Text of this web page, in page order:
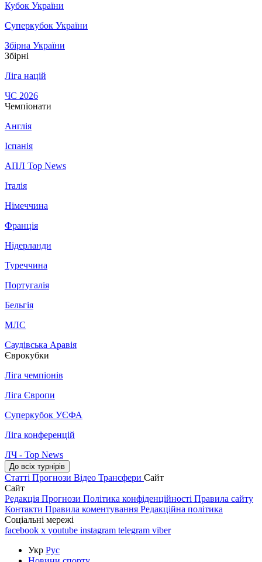
Кубок України
Суперкубок України
Збірна України
Збірні
Ліга націй
ЧС 2026
Чемпіонати
Англія
Іспанія
АПЛ Top News
Італія
Німеччина
Франція
Нідерланди
Туреччина
Португалія
Бельгія
МЛС
Саудівська Аравія
Єврокубки
Ліга чемпіонів
Ліга Європи
Суперкубок УЄФА
Ліга конференцій
ЛЧ - Top News
До всіх турнірів
Статті Прогнози Відео Трансфери Сайт
Сайт
Редакція Прогнози Політика конфіденційності Правила сайту
Контакти Правила коментування Редакційна політика
Соціальні мережі
facebook x youtube instagram telegram viber
Укр Рус